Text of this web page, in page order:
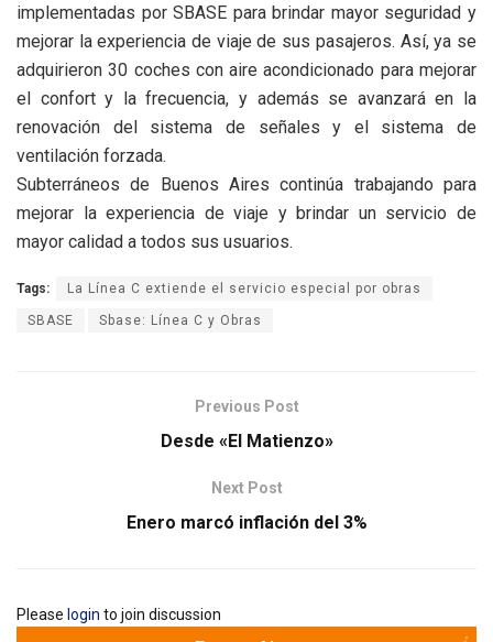
implementadas por SBASE para brindar mayor seguridad y
mejorar la experiencia de viaje de sus pasajeros. Así, ya se
adquirieron 30 coches con aire acondicionado para mejorar
el confort y la frecuencia, y además se avanzará en la
renovación del sistema de señales y el sistema de
ventilación forzada.
Subterráneos de Buenos Aires continúa trabajando para
mejorar la experiencia de viaje y brindar un servicio de
mayor calidad a todos sus usuarios.
Tags: La Línea C extiende el servicio especial por obras
SBASE Sbase: Línea C y Obras
Previous Post
Desde «El Matienzo»
Next Post
Enero marcó inflación del 3%
Please login to join discussion